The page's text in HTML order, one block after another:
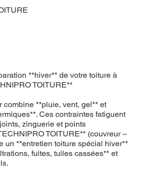
**hiver** de votre toiture à
TOITURE**
combine **pluie, vent, gel** et
Ces contraintes fatiguent
zinguerie et points
TOITURE** (couvreur –
un **entretien toiture spécial hiver**
fuites, tuiles cassées** et